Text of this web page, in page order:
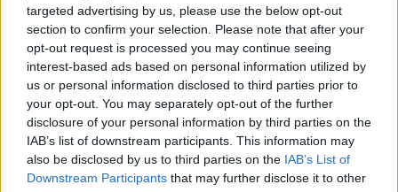
targeted advertising by us, please use the below opt-out
section to confirm your selection. Please note that after your
opt-out request is processed you may continue seeing
interest-based ads based on personal information utilized by
us or personal information disclosed to third parties prior to
your opt-out. You may separately opt-out of the further
disclosure of your personal information by third parties on the
IAB’s list of downstream participants. This information may
also be disclosed by us to third parties on the IAB’s List of
Downstream Participants that may further disclose it to other